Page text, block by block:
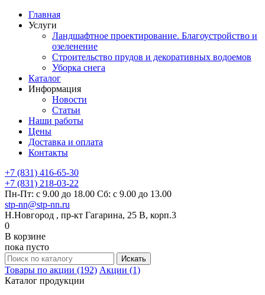
Главная
Услуги
Ландшафтное проектирование. Благоустройство и
озеленение
Строительство прудов и декоративных водоемов
Уборка снега
Каталог
Информация
Новости
Статьи
Наши работы
Цены
Доставка и оплата
Контакты
+7 (831) 416-65-30
+7 (831) 218-03-22
Пн-Пт: с 9.00 до 18.00 Сб: с 9.00 до 13.00
stp-nn@stp-nn.ru
Н.Новгород , пр-кт Гагарина, 25 В, корп.3
0
В корзине
пока пусто
Товары по акции (192) Акции (1)
Каталог продукции